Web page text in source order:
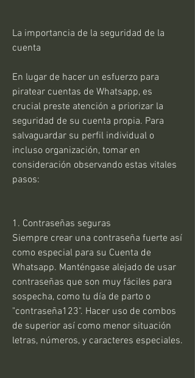
La importancia de la seguridad de la
cuenta
En lugar de hacer un esfuerzo para
piratear cuentas de Whatsapp, es
crucial preste atención a priorizar la
seguridad de su cuenta propia. Para
salvaguardar su perfil individual o
incluso organización, tomar en
consideración observando estas vitales
pasos:
1. Contraseñas seguras
Siempre crear una contraseña fuerte así
como especial para su Cuenta de
Whatsapp. Manténgase alejado de usar
contraseñas que son muy fáciles para
sospecha, como tu día de parto o
"contraseña123". Hacer uso de combos
de superior así como menor situación
letras, números, y caracteres especiales.